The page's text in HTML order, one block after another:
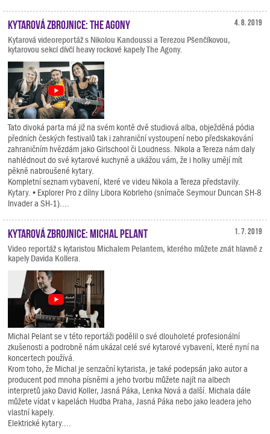
4. 8. 2019
Kytarová zbrojnice: The Agony
Kytarová videoreportáž s Nikolou Kandoussi a Terezou Pšenčíkovou,
kytarovou sekcí dívčí heavy rockové kapely The Agony.
Tato divoká parta má již na svém kontě dvě studiová alba, obježděná pódia
předních českých festivalů tak i zahraniční vystoupení nebo předskakování
zahraničním hvězdám jako Girlschool či Loudness. Nikola a Tereza nám daly
nahlédnout do své kytarové kuchyně a ukážou vám, že i holky umějí mít
pěkně nabroušené kytary.
Kompletní seznam vybavení, které ve videu Nikola a Tereza představily.
Kytary. • Explorer Pro z dílny Libora Kobrleho (snímače Seymour Duncan SH-8
Invader a SH-1)....
1. 7. 2019
Kytarová zbrojnice: Michal Pelant
Video reportáž s kytaristou Michalem Pelantem, kterého můžete znát hlavně z
kapely Davida Kollera.
Michal Pelant se v této reportáži podělil o své dlouholeté profesionální
zkušenosti a podrobně nám ukázal celé své kytarové vybavení, které nyní na
koncertech používá.
Krom toho, že Michal je senzační kytarista, je také podepsán jako autor a
producent pod mnoha písněmi a jeho tvorbu můžete najít na albech
interpretů jako David Koller, Jasná Páka, Lenka Nová a další. Michala dále
můžete vídat v kapelách Hudba Praha, Jasná Páka nebo jako leadera jeho
vlastní kapely.
Elektrické kytary....